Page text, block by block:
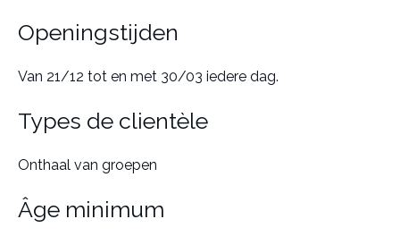
Openingstijden
Van 21/12 tot en met 30/03 iedere dag.
Types de clientèle
Onthaal van groepen
Âge minimum